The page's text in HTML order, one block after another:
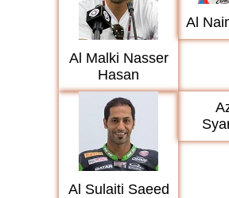
Al Malki Nasser
Hasan
Al
Al Sulaiti Saeed